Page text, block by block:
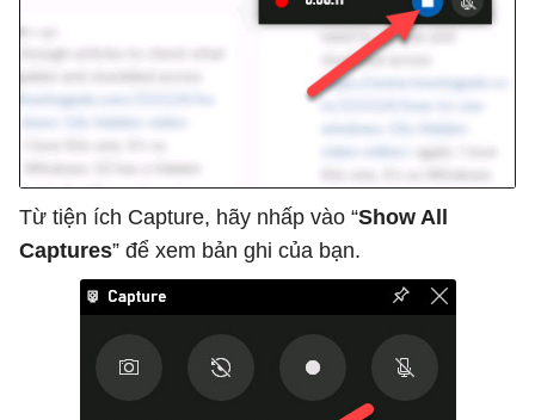
Từ tiện ích Capture, hãy nhấp vào “Show All
Captures” để xem bản ghi của bạn.